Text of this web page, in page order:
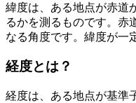
緯度は、ある地点が赤道
るかを測るものです。赤
なる角度です。緯度が一
経度とは？
経度は、ある地点が基準